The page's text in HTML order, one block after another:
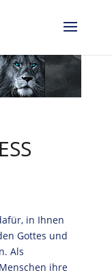
in Ihnen
Gottes und
Als
ihre